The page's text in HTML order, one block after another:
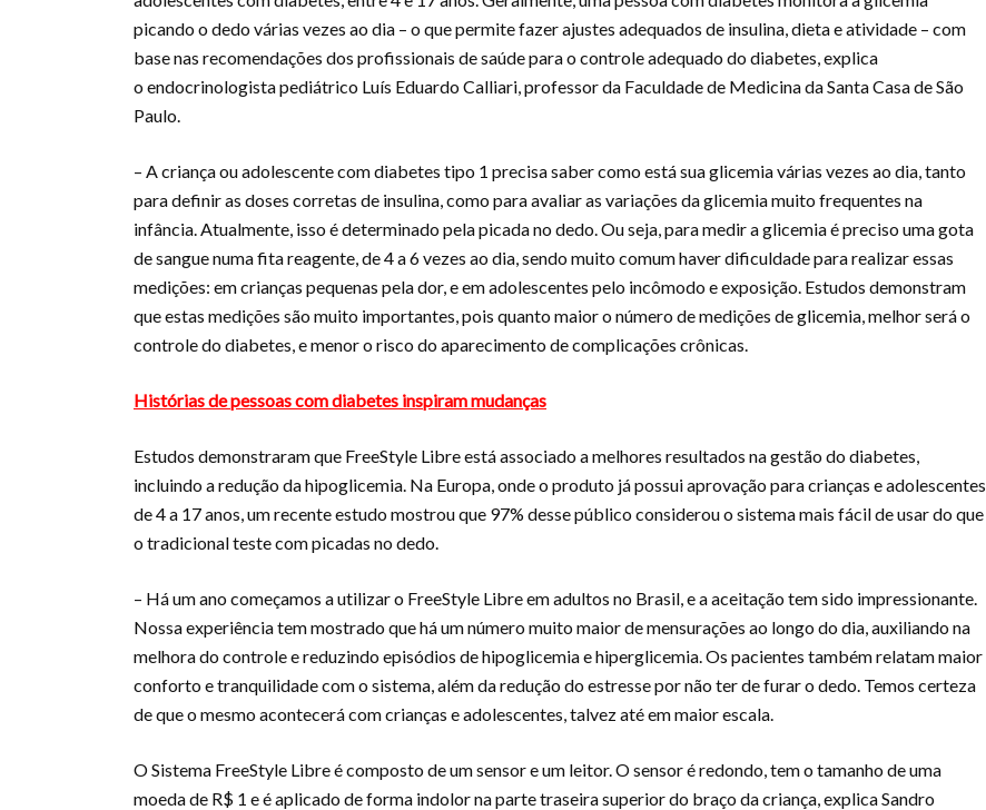
picando o dedo várias vezes ao dia – o que permite fazer ajustes adequados de insulina, dieta e atividade – com
base nas recomendações dos profissionais de saúde para o controle adequado do diabetes, explica
o endocrinologista pediátrico Luís Eduardo Calliari, professor da Faculdade de Medicina da Santa Casa de São
Paulo.
– A criança ou adolescente com diabetes tipo 1 precisa saber como está sua glicemia várias vezes ao dia, tanto
para definir as doses corretas de insulina, como para avaliar as variações da glicemia muito frequentes na
infância. Atualmente, isso é determinado pela picada no dedo. Ou seja, para medir a glicemia é preciso uma gota
de sangue numa fita reagente, de 4 a 6 vezes ao dia, sendo muito comum haver dificuldade para realizar essas
medições: em crianças pequenas pela dor, e em adolescentes pelo incômodo e exposição. Estudos demonstram
que estas medições são muito importantes, pois quanto maior o número de medições de glicemia, melhor será o
controle do diabetes, e menor o risco do aparecimento de complicações crônicas.
Histórias de pessoas com diabetes inspiram mudanças
Estudos demonstraram que FreeStyle Libre está associado a melhores resultados na gestão do diabetes,
incluindo a redução da hipoglicemia. Na Europa, onde o produto já possui aprovação para crianças e adolescentes
de 4 a 17 anos, um recente estudo mostrou que 97% desse público considerou o sistema mais fácil de usar do que
o tradicional teste com picadas no dedo.
– Há um ano começamos a utilizar o FreeStyle Libre em adultos no Brasil, e a aceitação tem sido impressionante.
Nossa experiência tem mostrado que há um número muito maior de mensurações ao longo do dia, auxiliando na
melhora do controle e reduzindo episódios de hipoglicemia e hiperglicemia. Os pacientes também relatam maior
conforto e tranquilidade com o sistema, além da redução do estresse por não ter de furar o dedo. Temos certeza
de que o mesmo acontecerá com crianças e adolescentes, talvez até em maior escala.
O Sistema FreeStyle Libre é composto de um sensor e um leitor. O sensor é redondo, tem o tamanho de uma
moeda de R$ 1 e é aplicado de forma indolor na parte traseira superior do braço da criança, explica Sandro